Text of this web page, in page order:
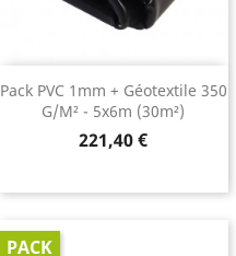
Pack PVC 1mm + Géotextile 350
G/m² - 5x6m (30m²)
Prix
221,40 €
PACK